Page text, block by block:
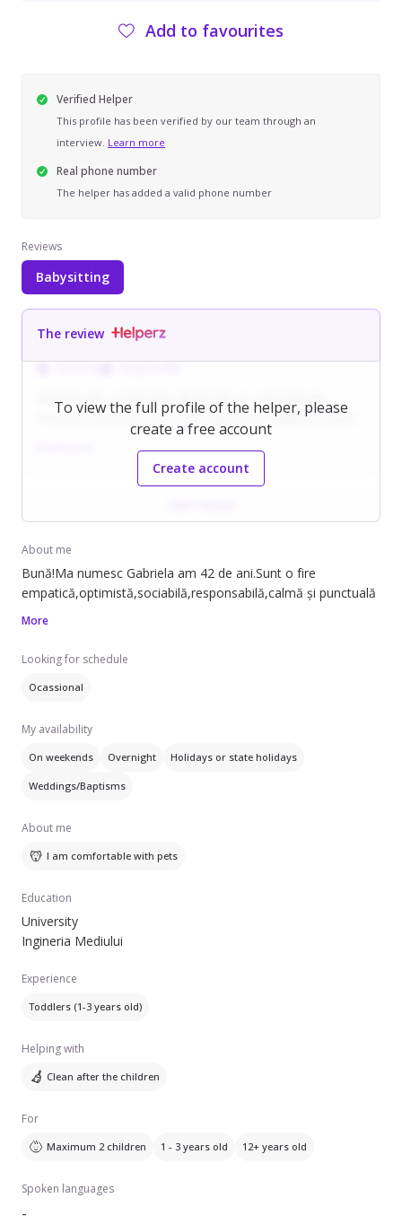
Add to favourites
Verified Helper
This profile has been verified by our team through an
interview. Learn more
Real phone number
The helper has added a valid phone number
Reviews
Babysitting
To view the full profile of the helper, please
create a free account
Create account
The review
Timisoara, lucreaza in ture și are experiență în îngrijirea copiilor
De-a lungul timpului, a avut grijă de verisorii săi și a gestionat
rutina completă a nepotului, inclusiv joaca, puzzle-urile și
și găsește activități noi pe care să le facă împreună cu copiii.
Nu a mai lucrat ca bona, dar este o activitate pe care ar face-o
cu drag in primul rand pentru ca adora sa petreaca timp cu
Este organizată și urmează regulile stabilite, inclusiv limite legate
About me
Bună!Ma numesc Gabriela am 42 de ani.Sunt o fire
empatică,optimistă,sociabilă,responsabilă,calmă și punctuală
More
Looking for schedule
Ocassional
My availability
On weekends Overnight Holidays or state holidays
Weddings/Baptisms
About me
I am comfortable with pets
Education
University
Ingineria Mediului
Experience
Toddlers (1-3 years old)
Helping with
Clean after the children
For
Maximum 2 children 1 - 3 years old 12+ years old
Spoken languages
-